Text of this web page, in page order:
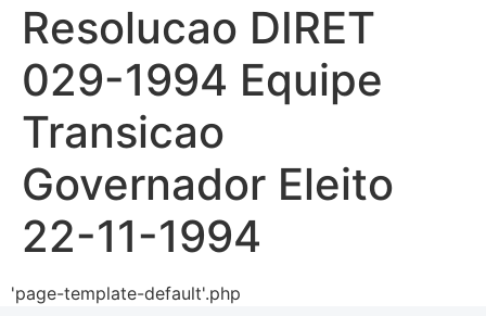
Resolucao DIRET
029-1994 Equipe
Transicao
Governador Eleito
22-11-1994
'page-template-default'.php